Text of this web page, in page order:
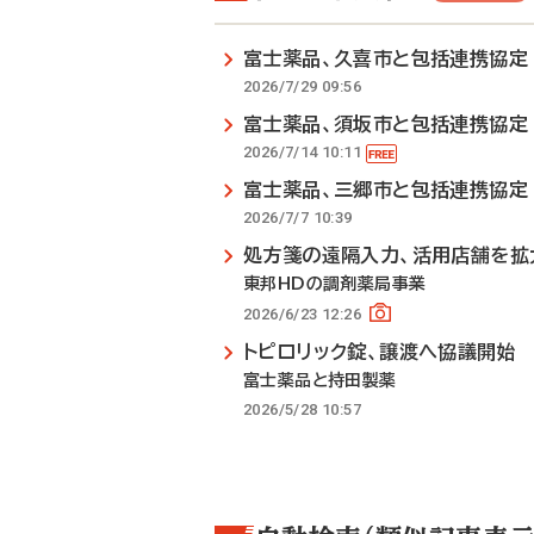
富士薬品、久喜市と包括連携協定
2026/7/29 09:56
富士薬品、須坂市と包括連携協定
2026/7/14 10:11
富士薬品、三郷市と包括連携協定
2026/7/7 10:39
処方箋の遠隔入力、活用店舗を拡
東邦HDの調剤薬局事業
2026/6/23 12:26
トピロリック錠、譲渡へ協議開始
富士薬品と持田製薬
2026/5/28 10:57